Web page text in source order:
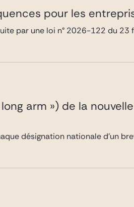
pour les
par une loi n° 2026-122 du 23
arm ») de la
désignation nationale d’un